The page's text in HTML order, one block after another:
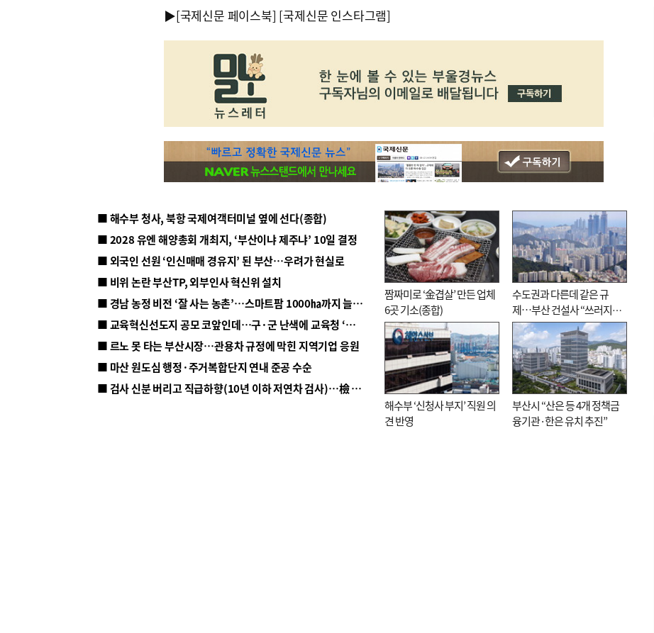
▶[국제신문 페이스북] [국제신문 인스타그램]
■ 해수부 청사, 북항 국제여객터미널 옆에 선다(종합)
■ 2028 유엔 해양총회 개최지, ‘부산이냐 제주냐’ 10일 결정
■ 외국인 선원 ‘인신매매 경유지’ 된 부산…우려가 현실로
■ 비위 논란 부산TP, 외부인사 혁신위 설치
■ 경남 농정 비전 ‘잘 사는 농촌’…스마트팜 1000㏊까지 늘린다
■ 교육혁신선도지 공모 코앞인데…구·군 난색에 교육청 ‘쩔쩔’
■ 르노 못 타는 부산시장…관용차 규정에 막힌 지역기업 응원
■ 마산 원도심 행정·주거복합단지 연내 준공 수순
■ 검사 신분 버리고 직급하향(10년 이하 저연차 검사)…檢 중수청행 기피
짬짜미로 ‘金겹살’ 만든 업체
6곳 기소(종합)
수도권과 다른데 같은 규
제…부산 건설사 “쓰러지기
직전”
해수부 ‘신청사 부지’ 직원 의
견 반영
부산시 “산은 등 4개 정책금
융기관·한은 유치 추진”